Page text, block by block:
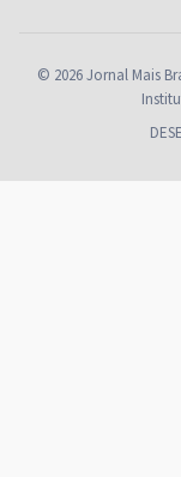
© 2026 Jornal Mais